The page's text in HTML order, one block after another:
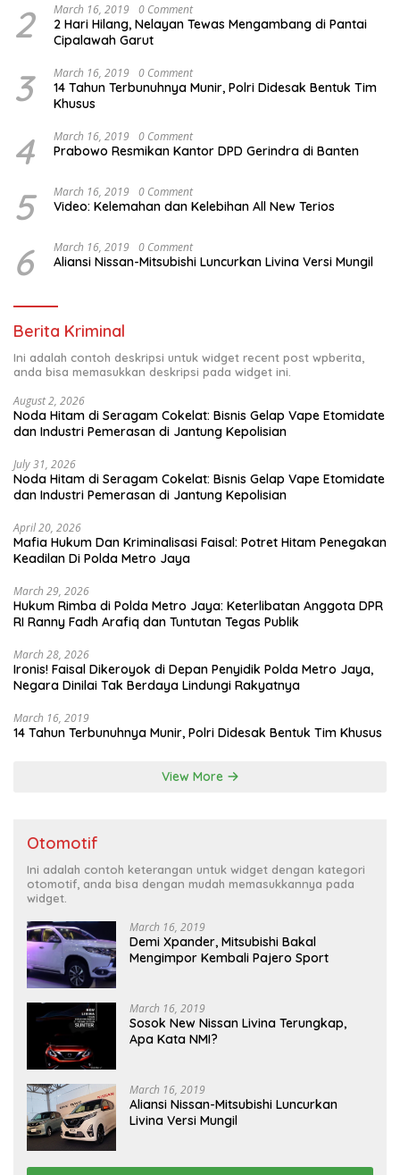
2 March 16, 2019 0 Comment
2 Hari Hilang, Nelayan Tewas Mengambang di Pantai
Cipalawah Garut
3 March 16, 2019 0 Comment
14 Tahun Terbunuhnya Munir, Polri Didesak Bentuk Tim
Khusus
4 March 16, 2019 0 Comment
Prabowo Resmikan Kantor DPD Gerindra di Banten
5 March 16, 2019 0 Comment
Video: Kelemahan dan Kelebihan All New Terios
6 March 16, 2019 0 Comment
Aliansi Nissan-Mitsubishi Luncurkan Livina Versi Mungil
Berita Kriminal
Ini adalah contoh deskripsi untuk widget recent post wpberita,
anda bisa memasukkan deskripsi pada widget ini.
August 2, 2026
Noda Hitam di Seragam Cokelat: Bisnis Gelap Vape Etomidate
dan Industri Pemerasan di Jantung Kepolisian
July 31, 2026
Noda Hitam di Seragam Cokelat: Bisnis Gelap Vape Etomidate
dan Industri Pemerasan di Jantung Kepolisian
April 20, 2026
Mafia Hukum Dan Kriminalisasi Faisal: Potret Hitam Penegakan
Keadilan Di Polda Metro Jaya
March 29, 2026
Hukum Rimba di Polda Metro Jaya: Keterlibatan Anggota DPR
RI Ranny Fadh Arafiq dan Tuntutan Tegas Publik
March 28, 2026
Ironis! Faisal Dikeroyok di Depan Penyidik Polda Metro Jaya,
Negara Dinilai Tak Berdaya Lindungi Rakyatnya
March 16, 2019
14 Tahun Terbunuhnya Munir, Polri Didesak Bentuk Tim Khusus
View More
Otomotif
Ini adalah contoh keterangan untuk widget dengan kategori
otomotif, anda bisa dengan mudah memasukkannya pada
widget.
March 16, 2019
Demi Xpander, Mitsubishi Bakal
Mengimpor Kembali Pajero Sport
March 16, 2019
Sosok New Nissan Livina Terungkap,
Apa Kata NMI?
March 16, 2019
Aliansi Nissan-Mitsubishi Luncurkan
Livina Versi Mungil